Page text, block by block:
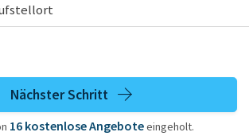
Nächster Schritt
16 kostenloseAngeboteeingeholt.